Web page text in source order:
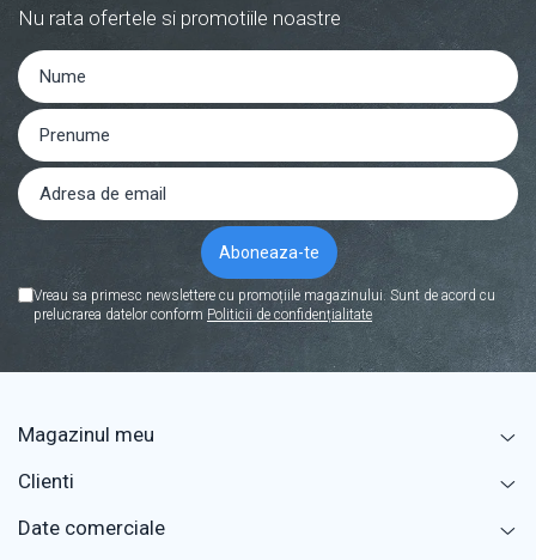
Nu rata ofertele si promotiile noastre
Vreau sa primesc newslettere cu promoțiile magazinului. Sunt de acord cu
prelucrarea datelor conform Politicii de confidențialitate
Magazinul meu
Clienti
Date comerciale